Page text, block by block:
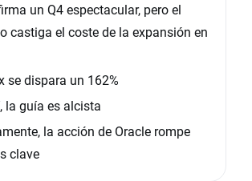
un Q4 espectacular, pero el
castiga el coste de la expansión en
se dispara un 162%
la guía es alcista
la acción de Oracle rompe
clave